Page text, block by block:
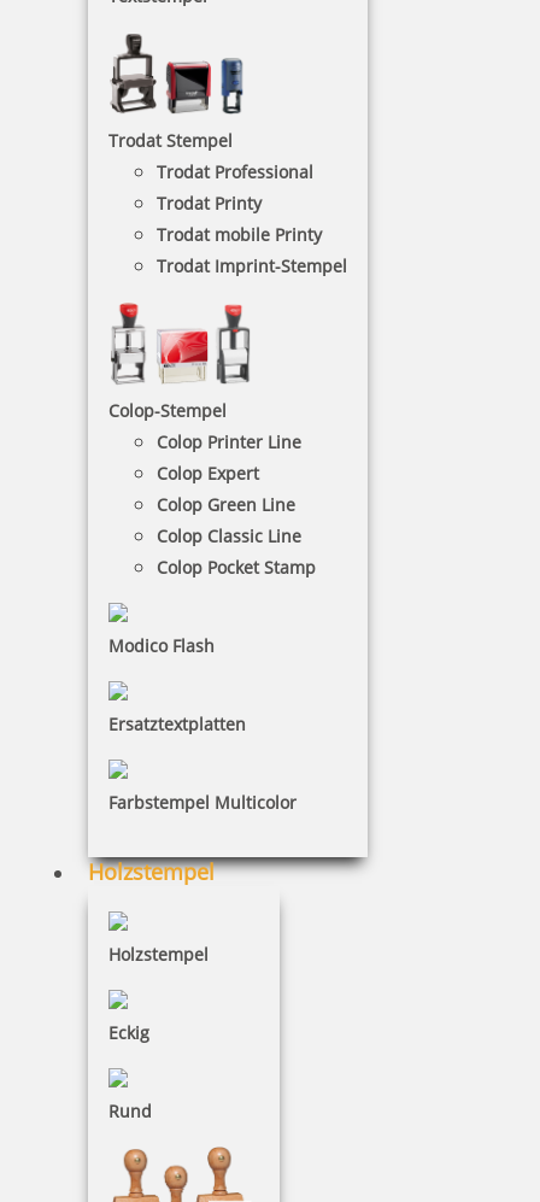
Trodat Stempel
Trodat Professional
Trodat Printy
Trodat mobile Printy
Trodat Imprint-Stempel
Colop-Stempel
Colop Printer Line
Colop Expert
Colop Green Line
Colop Classic Line
Colop Pocket Stamp
Modico Flash
Ersatztextplatten
Farbstempel Multicolor
Holzstempel
Holzstempel
Eckig
Rund
Datumsstempel mit Text sind für alle
Arbeitsbereiche wichtig, bei denen man genau
wissen muss, wann eine Rechnung, ein Brief oder
ein Rezept aus der Apotheke eingegangen ist oder
ausgestellt wurde.
NACH WUNSCHSTEMPEL FILTERN
€-
€+
MIT EIGENEM TEXT - KATEGORIEN
Trodat Professional Datum